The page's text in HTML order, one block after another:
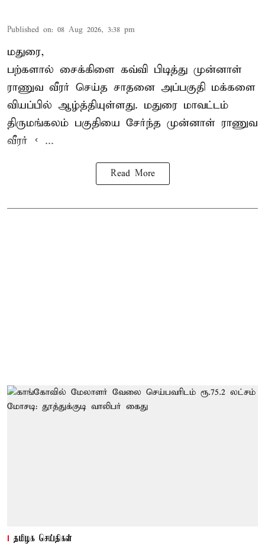
Published on: 08 Aug 2026, 3:38 pm
மதுரை,
பற்களால் சைக்கிளை கவ்வி பிடித்து முன்னாள்
ராணுவ வீரர் செய்த சாதனை அப்பகுதி மக்களை
வியப்பில் ஆழ்த்தியுள்ளது. மதுரை மாவட்டம்
திருமங்கலம் பகுதியை சேர்ந்த முன்னாள் ராணுவ
வீரர் < ...
Read More
தமிழக செய்திகள்